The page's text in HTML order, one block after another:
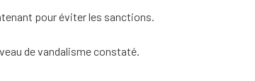
pour éviter les sanctions.
de vandalisme constaté.